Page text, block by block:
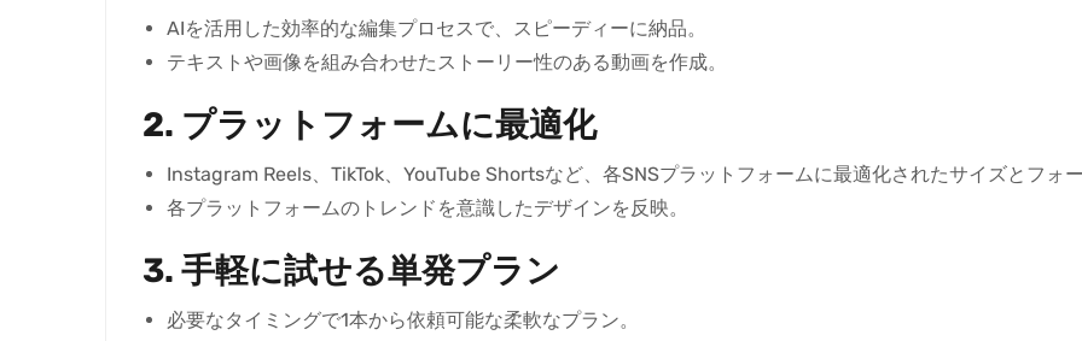
AIを活用した効率的な編集プロセスで、スピーディーに納品。
テキストや画像を組み合わせたストーリー性のある動画を作成。
2. プラットフォームに最適化
Instagram Reels、TikTok、YouTube Shortsなど、各SNSプラットフォームに最適化されたサイズとフォー
各プラットフォームのトレンドを意識したデザインを反映。
3. 手軽に試せる単発プラン
必要なタイミングで1本から依頼可能な柔軟なプラン。